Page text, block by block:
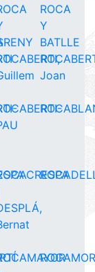
ROCA
Y
BATLLE
Joan